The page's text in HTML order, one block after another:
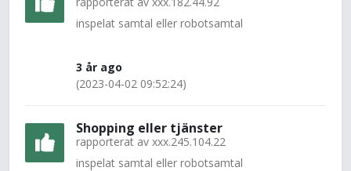
inspelat samtal eller robotsamtal
3 år ago
(2023-04-02 09:52:24)
Shopping eller tjänster
rapporterat av xxx.245.104.22
inspelat samtal eller robotsamtal